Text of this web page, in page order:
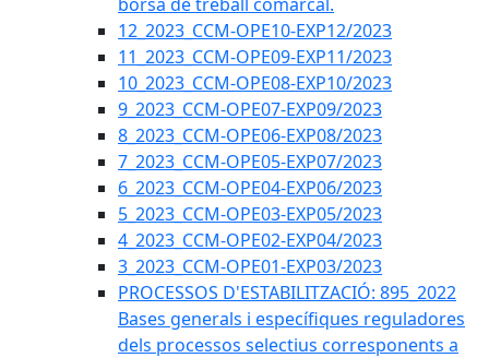
12_2023_CCM-OPE10-EXP12/2023
11_2023_CCM-OPE09-EXP11/2023
10_2023_CCM-OPE08-EXP10/2023
9_2023_CCM-OPE07-EXP09/2023
8_2023_CCM-OPE06-EXP08/2023
7_2023_CCM-OPE05-EXP07/2023
6_2023_CCM-OPE04-EXP06/2023
5_2023_CCM-OPE03-EXP05/2023
4_2023_CCM-OPE02-EXP04/2023
3_2023_CCM-OPE01-EXP03/2023
PROCESSOS D'ESTABILITZACIÓ: 895_2022
Bases generals i específiques reguladores
dels processos selectius corresponents a